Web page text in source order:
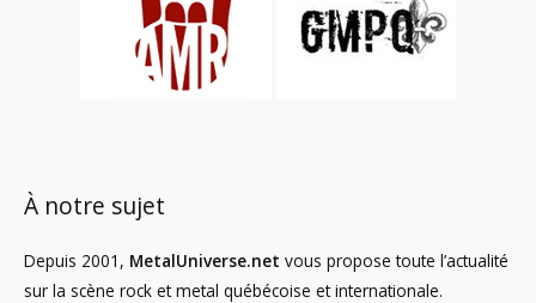
À notre sujet
Depuis 2001, MetalUniverse.net vous propose toute l’actualité
sur la scène rock et metal québécoise et internationale.